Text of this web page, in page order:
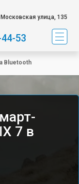
Московская улица, 135
53
Bluetooth
7 в